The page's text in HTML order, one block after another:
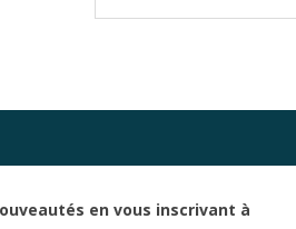
en vous inscrivant à